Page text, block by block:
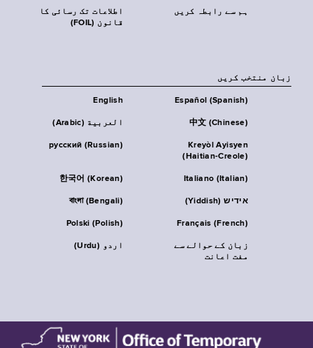
اطلاعات تک رسائی کا
قانون (FOIL)
ہم سے رابطہ کریں
زبان منتخب کریں
English Español (Spanish)
العربية (Arabic) 中文 (Chinese)
русский (Russian)
Kreyòl Ayisyen
(Haitian-Creole)
한국어 (Korean) Italiano (Italian)
বাংলা (Bengali) אידיש (Yiddish)
Polski (Polish) Français (French)
اردو (Urdu)
زبان کے حوالے سے
مفت اعانت